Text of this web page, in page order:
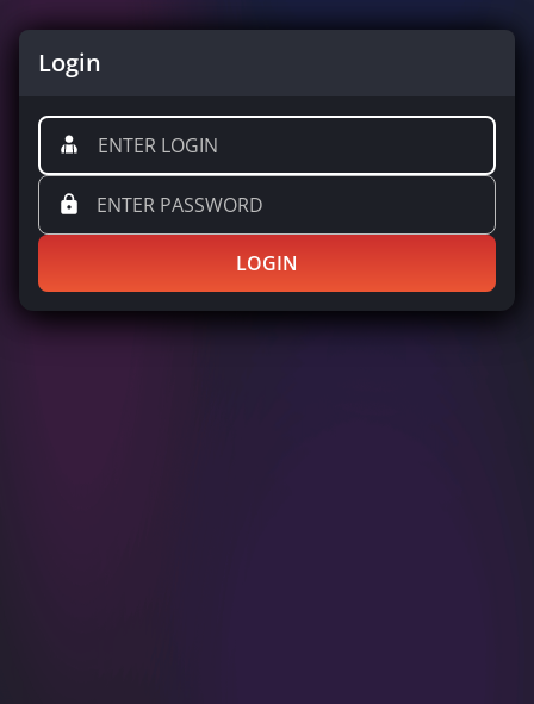
Login
LOGIN